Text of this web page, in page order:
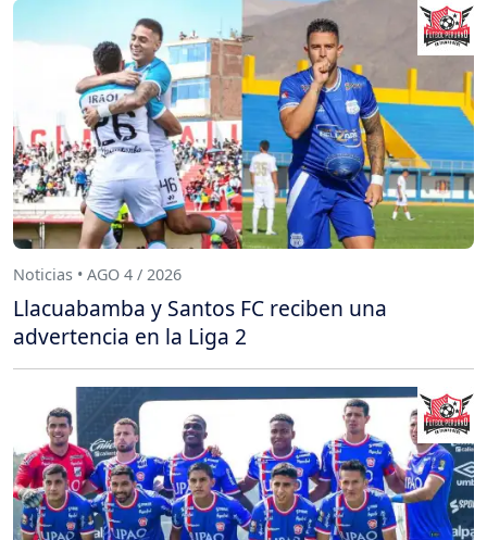
Noticias • AGO 4 / 2026
Llacuabamba y Santos FC reciben una
advertencia en la Liga 2